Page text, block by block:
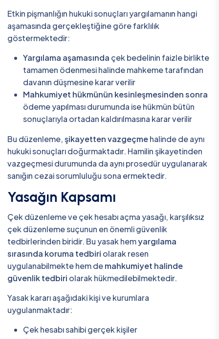
Etkin pişmanlığın hukuki sonuçları yargılamanın hangi
aşamasında gerçekleştiğine göre farklılık
göstermektedir:
Yargılama aşamasında çek bedelinin faizle birlikte
tamamen ödenmesi halinde mahkeme tarafından
davanın düşmesine karar verilir
Mahkumiyet hükmünün kesinleşmesinden sonra
ödeme yapılması durumunda ise hükmün bütün
sonuçlarıyla ortadan kaldırılmasına karar verilir
Bu düzenleme,şikayetten vazgeçmehalinde de aynı
hukuki sonuçları doğurmaktadır. Hamilin şikayetinden
vazgeçmesi durumunda da aynı prosedür uygulanarak
sanığın cezai sorumluluğu sona ermektedir.
Yasağın Kapsamı
Çek düzenleme ve çek hesabı açma yasağı, karşılıksız
çek düzenleme suçunun en önemli güvenlik
tedbirlerinden biridir. Bu yasak hemyargılama
sırasında koruma tedbiri olarak resen
uygulanabilmekte hem demahkumiyet halinde
güvenlik tedbiri olarak hükmedilebilmektedir.
Yasak kararı aşağıdaki kişi ve kurumlara
uygulanmaktadır:
Çek hesabı sahibi gerçek kişiler